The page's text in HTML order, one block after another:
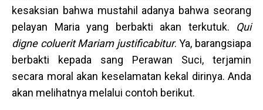
kesaksian bahwa mustahil adanya bahwa seorang
pelayan Maria yang berbakti akan terkutuk. Qui
digne coluerit Mariam justificabitur. Ya, barangsiapa
berbakti kepada sang Perawan Suci, terjamin
secara moral akan keselamatan kekal dirinya. Anda
akan melihatnya melalui contoh berikut.